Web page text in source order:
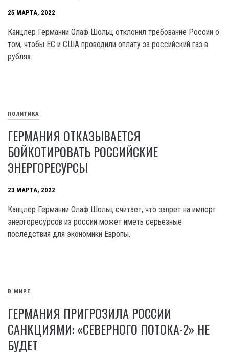
25 МАРТА, 2022
Канцлер Германии Олаф Шольц отклонил требование России о
том, чтобы ЕС и США проводили оплату за российский газ в
рублях.
ПОЛИТИКА
ГЕРМАНИЯ ОТКАЗЫВАЕТСЯ
БОЙКОТИРОВАТЬ РОССИЙСКИЕ
ЭНЕРГОРЕСУРСЫ
23 МАРТА, 2022
Канцлер Германии Олаф Шольц считает, что запрет на импорт
энергоресурсов из россии может иметь серьезные
последствия для экономики Европы.
В МИРЕ
ГЕРМАНИЯ ПРИГРОЗИЛА РОССИИ
САНКЦИЯМИ: «СЕВЕРНОГО ПОТОКА-2» НЕ
БУДЕТ